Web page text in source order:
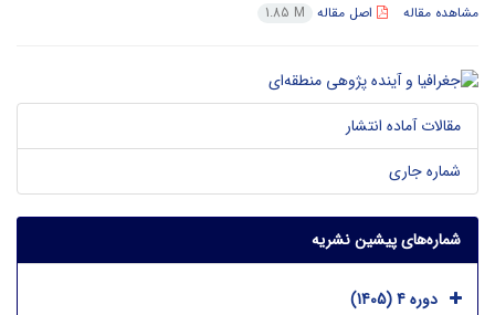
مشاهده مقاله اصل مقاله 1.85 M
مقالات آماده انتشار
شماره جاری
شماره‌های پیشین نشریه
دوره 4 (1405)